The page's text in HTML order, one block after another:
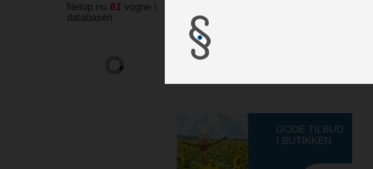
Netop nu 61 vogne i
databasen
GODE TILBUD
I BUTIKKEN